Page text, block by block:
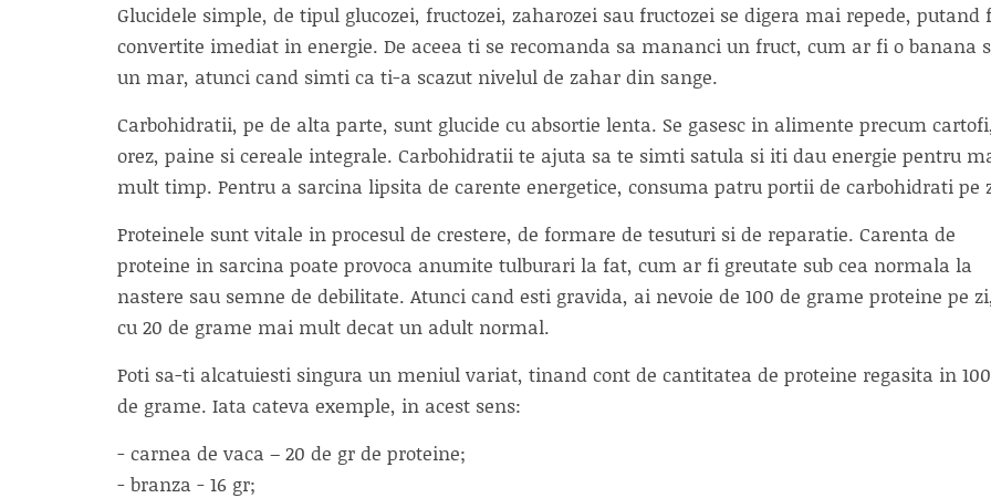
Glucidele simple, de tipul glucozei, fructozei, zaharozei sau fructozei se digera mai repede, putand
convertite imediat in energie. De aceea ti se recomanda sa mananci un fruct, cum ar fi o banana
un mar, atunci cand simti ca ti-a scazut nivelul de zahar din sange.
Carbohidratii, pe de alta parte, sunt glucide cu absortie lenta. Se gasesc in alimente precum
orez, paine si cereale integrale. Carbohidratii te ajuta sa te simti satula si iti dau energie pentru
mult timp. Pentru a sarcina lipsita de carente energetice, consuma patru portii de carbohidrati pe
Proteinele sunt vitale in procesul de crestere, de formare de tesuturi si de reparatie. Carenta de
proteine in sarcina poate provoca anumite tulburari la fat, cum ar fi greutate sub cea normala la
nastere sau semne de debilitate. Atunci cand esti gravida, ai nevoie de 100 de grame proteine pe
cu 20 de grame mai mult decat un adult normal.
Poti sa-ti alcatuiesti singura un meniul variat, tinand cont de cantitatea de proteine regasita in 100
de grame. Iata cateva exemple, in acest sens:
- carnea de vaca – 20 de gr de proteine;
- branza - 16 gr;